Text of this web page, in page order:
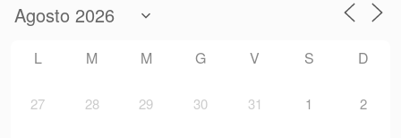
L M M G V S D
27 28 29 30 31 1 2